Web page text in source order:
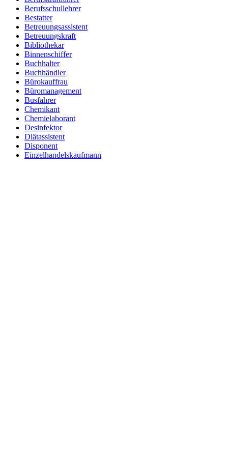
Berufsschullehrer
Bestatter
Betreuungsassistent
Betreuungskraft
Bibliothekar
Binnenschiffer
Buchhalter
Buchhändler
Bürokauffrau
Büromanagement
Busfahrer
Chemikant
Chemielaborant
Desinfektor
Diätassistent
Disponent
Einzelhandelskaufmann